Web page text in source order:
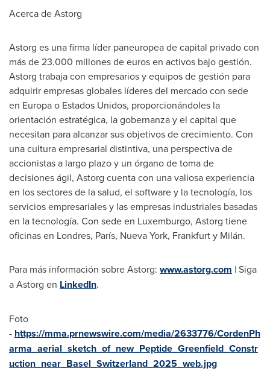
Acerca de Astorg
Astorg es una firma líder paneuropea de capital privado con
más de 23.000 millones de euros en activos bajo gestión.
Astorg trabaja con empresarios y equipos de gestión para
adquirir empresas globales líderes del mercado con sede
en Europa o Estados Unidos, proporcionándoles la
orientación estratégica, la gobernanza y el capital que
necesitan para alcanzar sus objetivos de crecimiento. Con
una cultura empresarial distintiva, una perspectiva de
accionistas a largo plazo y un órgano de toma de
decisiones ágil, Astorg cuenta con una valiosa experiencia
en los sectores de la salud, el software y la tecnología, los
servicios empresariales y las empresas industriales basadas
en la tecnología. Con sede en Luxemburgo, Astorg tiene
oficinas en Londres, París, Nueva York, Frankfurty Milán.
Para más información sobre Astorg: www.astorg.com | Siga
a Astorg en LinkedIn.
Foto
- https://mma.prnewswire.com/media/2633776/CordenPh
arma_aerial_sketch_of_new_Peptide_Greenfield_Constr
uction_near_Basel_Switzerland_2025_web.jpg